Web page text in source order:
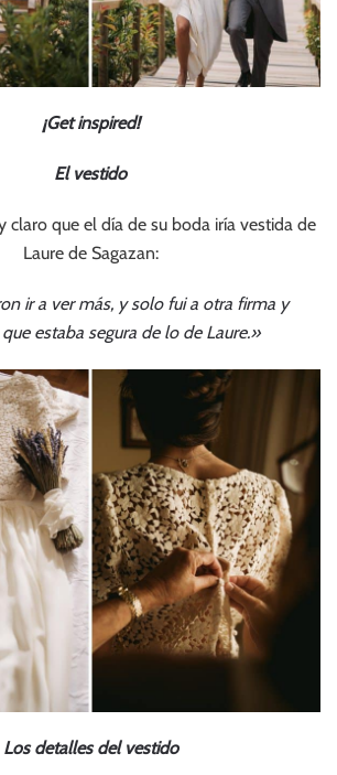
¡Get inspired!
El vestido
claro que el día de su boda iría vestida de
Laure de Sagazan:
ir a ver más, y solo fui a otra firma y
estaba segura de lo de Laure.»
Los detalles del vestido